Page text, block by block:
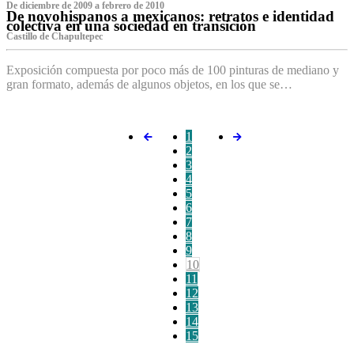
De diciembre de 2009 a febrero de 2010
De novohispanos a mexicanos: retratos e identidad
colectiva en una sociedad en transición
Castillo de Chapultepec
Exposición compuesta por poco más de 100 pinturas de mediano y
gran formato, además de algunos objetos, en los que se…
1
2
3
4
5
6
7
8
9
10
11
12
13
14
15